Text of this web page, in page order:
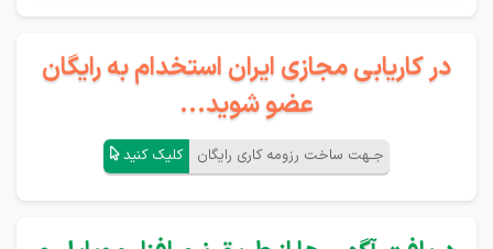
در کاریابی مجازی ایران استخدام به رایگان
عضو شوید...
جـهت ساخت رزومه کاری رایگان کلیک کنید